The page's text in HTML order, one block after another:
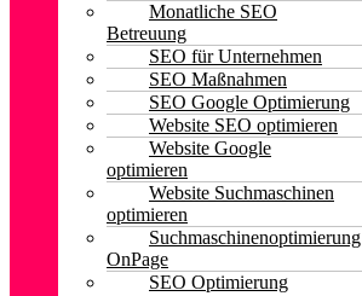
Monatliche SEO
Betreuung
SEO für Unternehmen
SEO Maßnahmen
SEO Google Optimierung
Website SEO optimieren
Website Google
optimieren
Website Suchmaschinen
optimieren
Suchmaschinenoptimierung
OnPage
SEO Optimierung